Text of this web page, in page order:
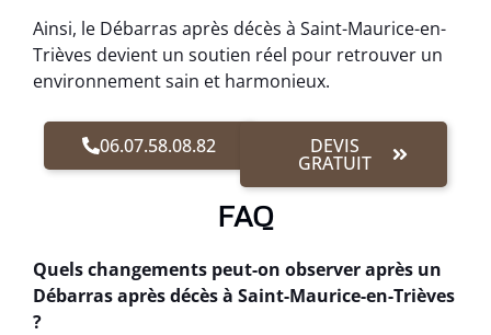
Ainsi, le Débarras après décès à Saint-Maurice-en-
Trièves devient un soutien réel pour retrouver un
environnement sain et harmonieux.
06.07.58.08.82 DEVIS
GRATUIT
FAQ
Quels changements peut-on observer après un
Débarras après décès à Saint-Maurice-en-Trièves
?